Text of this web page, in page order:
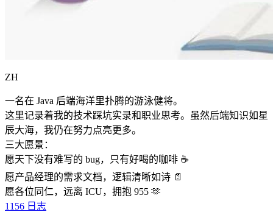
ZH
一名在 Java 后端海洋里扑腾的游泳健将。
这里记录着我的技术踩坑实录和职业思考。虽然后端知识如星
辰大海，我仍在努力点亮更多。
三大愿景：
愿天下没有难写的 bug，只有好喝的咖啡 ☕️
愿产品经理的需求文档，逻辑清晰如诗 📄
愿各位同仁，远离 ICU，拥抱 955 🫶
1156 日志